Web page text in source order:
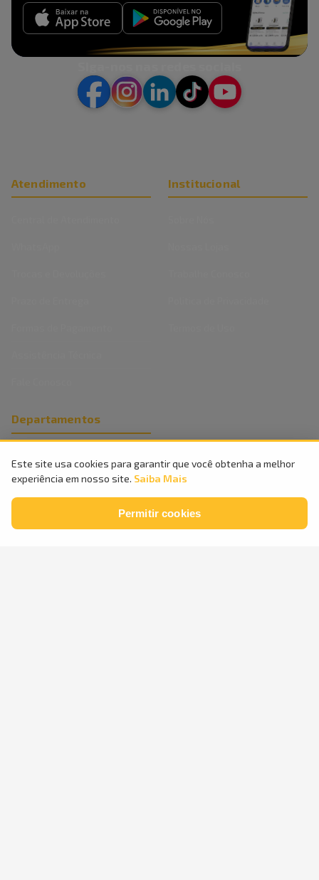
Este site usa cookies para garantir que você obtenha a melhor
experiência em nosso site. Saiba Mais
Permitir cookies
Atendimento Institucional
Departamentos
Móveis